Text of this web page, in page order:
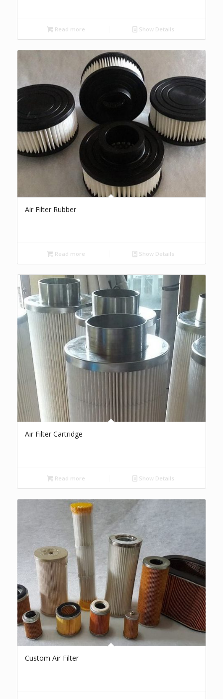
Read more Show Details
Air Filter Rubber
Read more Show Details
Air Filter Cartridge
Read more Show Details
Custom Air Filter